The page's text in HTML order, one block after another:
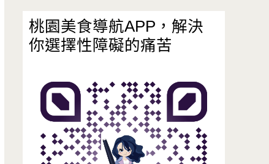
桃園美食導航APP，解決
你選擇性障礙的痛苦